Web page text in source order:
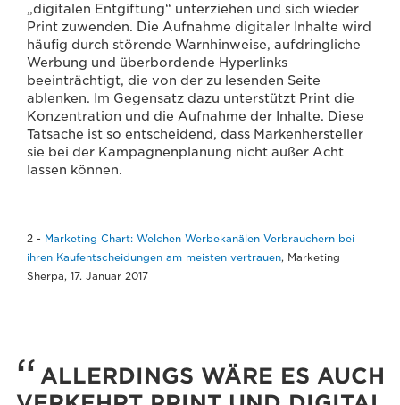
„digitalen Entgiftung“ unterziehen und sich wieder
Print zuwenden. Die Aufnahme digitaler Inhalte wird
häufig durch störende Warnhinweise, aufdringliche
Werbung und überbordende Hyperlinks
beeinträchtigt, die von der zu lesenden Seite
ablenken. Im Gegensatz dazu unterstützt Print die
Konzentration und die Aufnahme der Inhalte. Diese
Tatsache ist so entscheidend, dass Markenhersteller
sie bei der Kampagnenplanung nicht außer Acht
lassen können.
2 - Marketing Chart: Welchen Werbekanälen Verbrauchern bei
ihren Kaufentscheidungen am meisten vertrauen, Marketing
Sherpa, 17. Januar 2017
ALLERDINGS WÄRE ES AUCH